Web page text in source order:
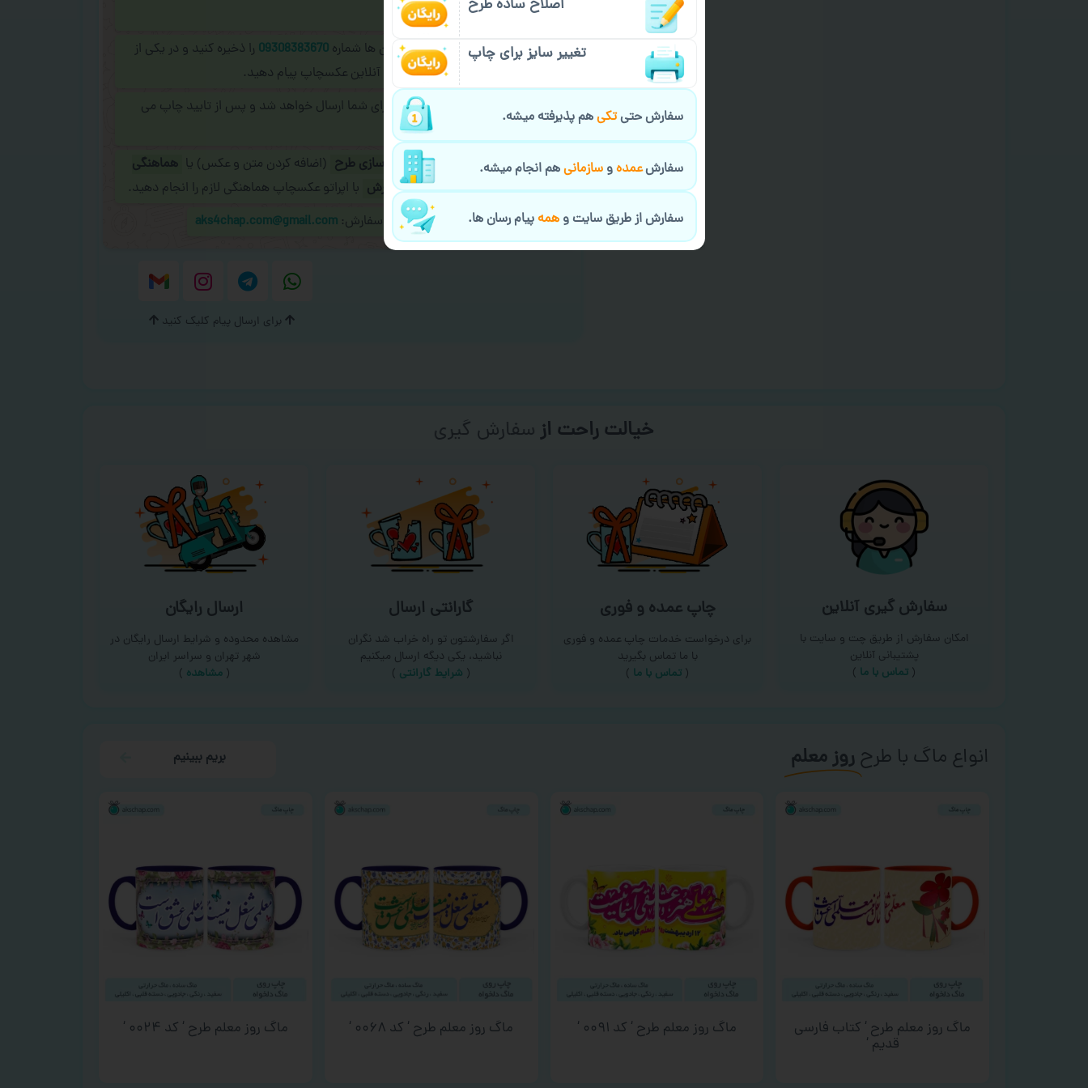
فرمایید.
برای ارسال پیام در پیام رسان ها شماره 09308383670 را ذخیره کنید و در یکی از
پیام رسان های زیر به اپراتور آنلاین عکسچاپ پیام دهید.
طراحی نهایی قبل از چاپ برای شما ارسال خواهد شد و پس از تایید چاپ می
در صورت نیاز به سفارشی سازی طرح (اضافه کردن متن و عکس) یا هماهنگی
ارسال و یا کادو کردن سفارش با اپراتو عکسچاپ هماهنگی لازم را انجام دهید.
ایمیل جهت ثبت یا پیگیری سفارش: aks4chap.com@gmail.com
برای ارسال پیام کلیک کنید
خیالت راحت ازسفارش گیری
سفارش گیری آنلاین
امکان سفارش از طریق چت و سایت با
پشتیبانی آنلاین
( تماس با ما‌ )
چاپ عمده و فوری
برای درخواست خدمات چاپ عمده و فوری
با ما تماس بگیرید
( تماس با ما )
گارانتی ارسال
اگر سفارشتون تو راه خراب شد نگران
نباشید، یکی دیگه ارسال میکنیم
( شرایط گارانتی )
ارسال رایگان
مشاهده محدوده و شرایط ارسال رایگان در
شهر تهران و سراسر ایران
(مشاهده )
انواع ماگ با طرحروز معلم بریم ببینیم
ماگ روز معلم طرح ‘ کتاب فارسی
قدیم ‘
ماگ روز معلم طرح ‘ کد ۰۰۹۱ ‘ ماگ روز معلم طرح ‘ کد ۰۰۶۸ ‘ ماگ روز معلم طرح ‘ کد ۰۰۲۴ ‘
اصلاح ساده طرح
تغییر سایز برای چاپ
سفارش حتیتکیهم پذیرفته میشه.
سفارشعمدهوسازمانیهم انجام میشه.
سفارش از طریق سایت وهمهپیام رسان ها.